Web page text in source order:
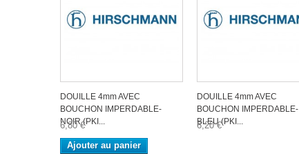
DOUILLE 4mm AVEC
BOUCHON IMPERDABLE-
NOIR (PKI...
6,80 €
Ajouter au panier
DOUILLE 4mm AVEC
BOUCHON IMPERDABLE-
BLEU (PKI...
6,20 €